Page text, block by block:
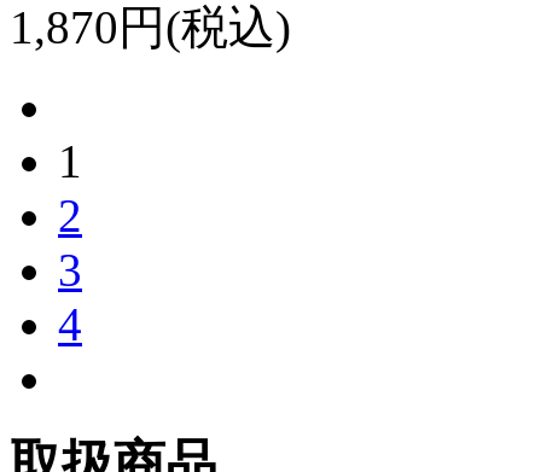
1,870円(税込)
1
2
3
4